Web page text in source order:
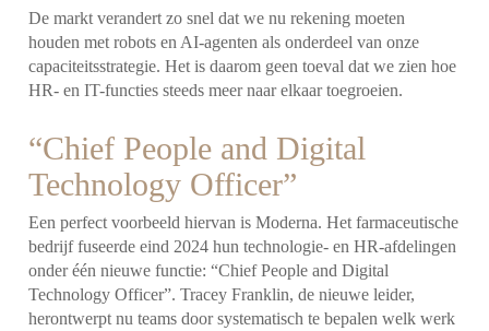
De markt verandert zo snel dat we nu rekening moeten
houden met robots en AI-agenten als onderdeel van onze
capaciteitsstrategie. Het is daarom geen toeval dat we zien hoe
HR- en IT-functies steeds meer naar elkaar toegroeien.
“Chief People and Digital
Technology Officer”
Een perfect voorbeeld hiervan is Moderna. Het farmaceutische
bedrijf fuseerde eind 2024 hun technologie- en HR-afdelingen
onder één nieuwe functie: “Chief People and Digital
Technology Officer”. Tracey Franklin, de nieuwe leider,
herontwerpt nu teams door systematisch te bepalen welk werk